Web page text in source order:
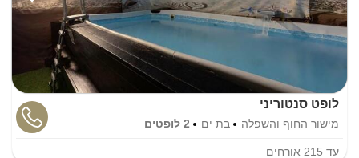
לופט סנטוריני
מישור החוף והשפלה בת ים 2 לופטים
עד 215 אורחים